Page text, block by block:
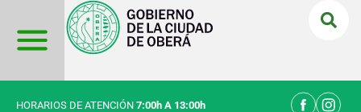
contenido
HORARIOS DE ATENCIÓN 7:00h A 13:00h